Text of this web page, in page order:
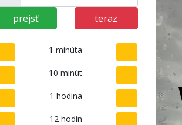
prejsť teraz
1 minúta
10 minút
1 hodina
12 hodín